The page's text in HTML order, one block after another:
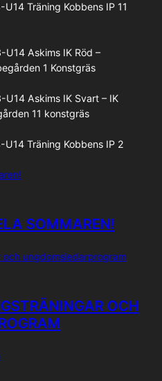
U14 Träning Kobbens IP 11
U14 Askims IK Röd –
1 Konstgräs
U14 Askims IK Svart – IK
11 konstgräs
U14 Träning Kobbens IP 2
SOMMAREN!
OCH